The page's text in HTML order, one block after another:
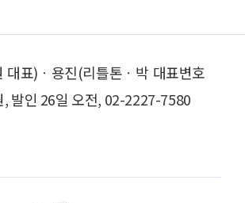
표)ㆍ용진(리틀톤ㆍ박 대표변호
발인 26일 오전, 02-2227-7580